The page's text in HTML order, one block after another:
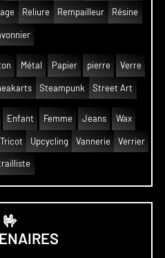
Reliure Rempailleur Résine
Métal Papier pierre Verre
Steampunk Street Art
Enfant Femme Jeans Wax
Tricot Upcycling Vannerie Verrier
🤟